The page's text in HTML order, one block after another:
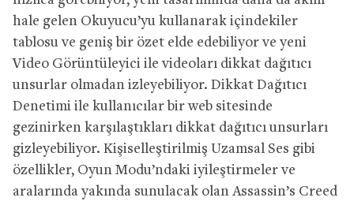
hale gelen Okuyucu’yu kullanarak içindekiler
tablosu ve geniş bir özet elde edebiliyor ve yeni
Video Görüntüleyici ile videoları dikkat dağıtıcı
unsurlar olmadan izleyebiliyor. Dikkat Dağıtıcı
Denetimi ile kullanıcılar bir web sitesinde
gezinirken karşılaştıkları dikkat dağıtıcı unsurları
gizleyebiliyor. Kişiselleştirilmiş Uzamsal Ses gibi
özellikler, Oyun Modu’ndaki iyileştirmeler ve
aralarında yakında sunulacak olan Assassin’s Creed